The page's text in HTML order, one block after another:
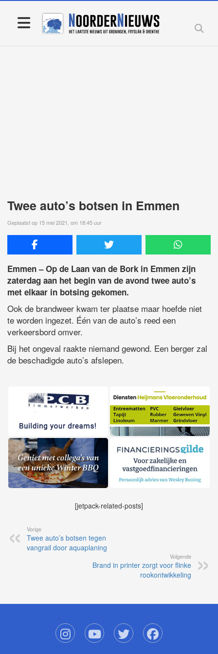
Twee auto’s botsen in Emmen
Geplaatst op 15 mei 2021, om 18:45 uur
Emmen – Op de Laan van de Bork in Emmen zijn
zaterdag aan het begin van de avond twee auto’s
met elkaar in botsing gekomen.
Ook de brandweer kwam ter plaatse maar hoefde niet
te worden ingezet. Één van de auto’s reed een
verkeersbord omver.
Bij het ongeval raakte niemand gewond. Een berger zal
de beschadigde auto’s afslepen.
[jetpack-related-posts]
Vorige
Twee auto’s botsen tegen
vangrail door aquaplaning
Volgende
Brand in printer zorgt voor flinke
rookontwikkeling